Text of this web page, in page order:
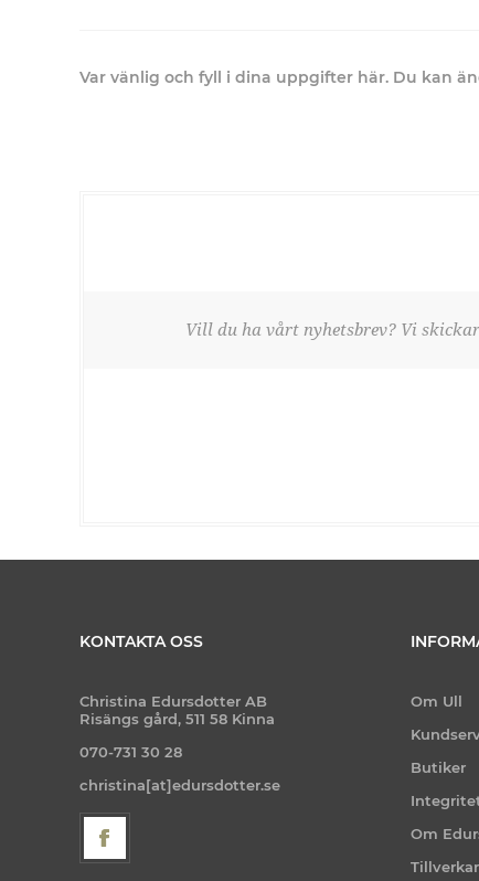
Var vänlig och fyll i dina uppgifter här. Du kan
Vill du ha vårt nyhetsbrev? Vi
KONTAKTA OSS
Christina Edursdotter AB
Risängs gård, 511 58 Kinna
070-731 30 28
christina[at]edursdotter.se
Om Ull
Butiker
Om